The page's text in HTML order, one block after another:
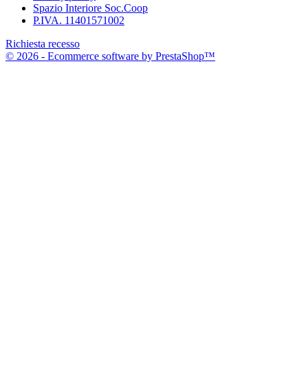
Spazio Interiore Soc.Coop
P.IVA. 11401571002
Richiesta recesso
© 2026 - Ecommerce software by PrestaShop™